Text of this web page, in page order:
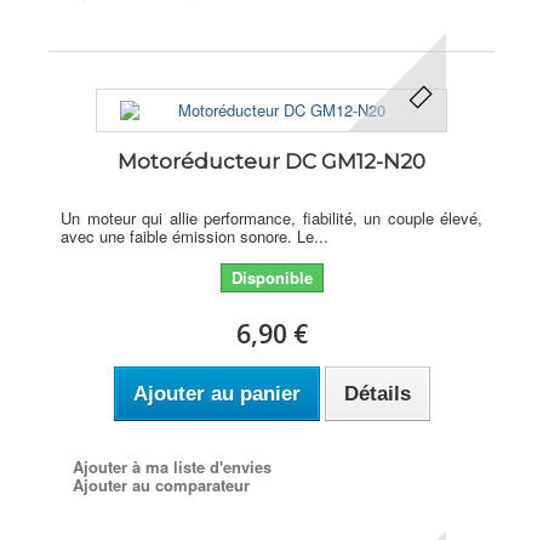
Motoréducteur DC GM12-N20
Un moteur qui allie performance, fiabilité, un couple élevé,
avec une faible émission sonore. Le...
Disponible
6,90 €
Ajouter au panier Détails
Ajouter à ma liste d'envies
Ajouter au comparateur